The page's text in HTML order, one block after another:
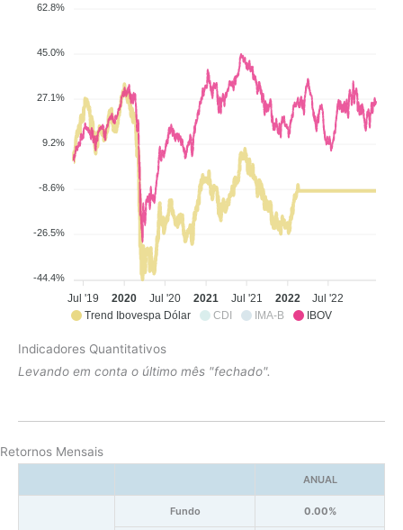
Trend Ibovespa Dólar CDI IMA-B IBOV
62.8%
45.0%
27.1%
9.2%
-8.6%
-26.5%
-44.4%
Jul '19 2020 Jul '20 2021 Jul '21 2022 Jul '22
Indicadores Quantitativos
Levando em conta o último mês "fechado".
Retornos Mensais
ANUAL
Fundo 0.00%